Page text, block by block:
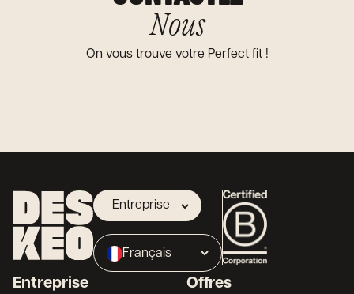
Nous
On vous trouve votre Perfect fit !
Entreprise
Propriétaire
Broker
Français
Entreprise Offres